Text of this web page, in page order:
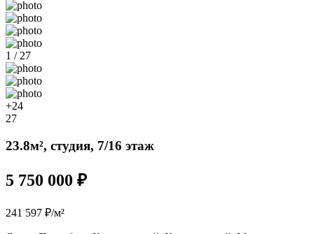
1 / 27
+24
27
23.8м², студия, 7/16 этаж
5 750 000 ₽
241 597 ₽/м²